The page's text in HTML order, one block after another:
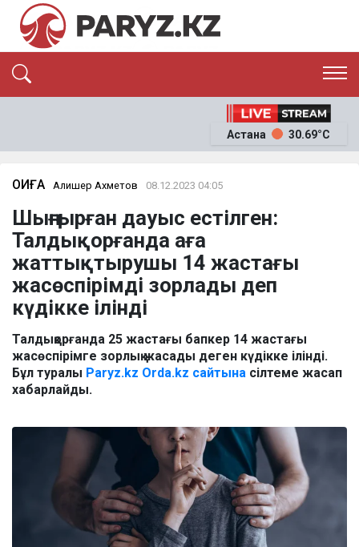
ЭКОНОМИКА
ОҚИҒА
News
Астана 30.69°C
ОҚИҒА Алишер Ахметов 08.12.2023 04:05
Шыңғырған дауыс естілген:
Талдықорғанда аға
жаттықтырушы 14 жастағы
жасөспірімді зорлады деп
күдікке ілінді
Талдықорғанда 25 жастағы бапкер 14 жастағы
жасөспірімге зорлық жасады деген күдікке ілінді.
Бұл туралы Paryz.kz Orda.kz сайтына сілтеме жасап
хабарлайды.